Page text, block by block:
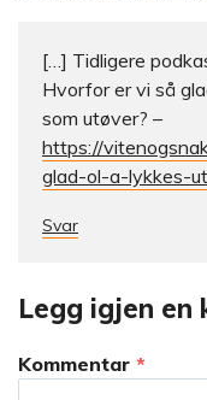
[…] Tidligere
Hvorfor er vi så
som utøver? –
https://
glad-ol-a-lykkes-
Svar
Legg igjen en
Kommentar *